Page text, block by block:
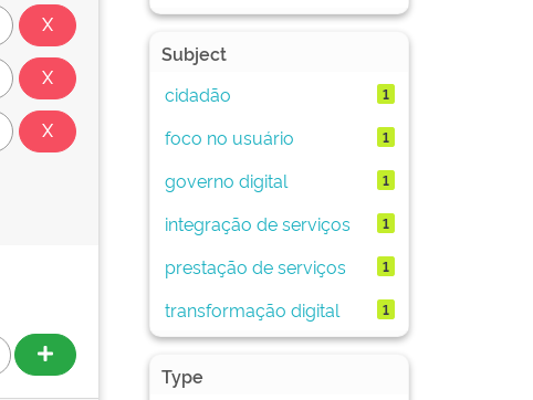
Subject
cidadão
1
foco no usuário 1
governo digital 1
integração de serviços 1
prestação de serviços 1
transformação digital 1
Type